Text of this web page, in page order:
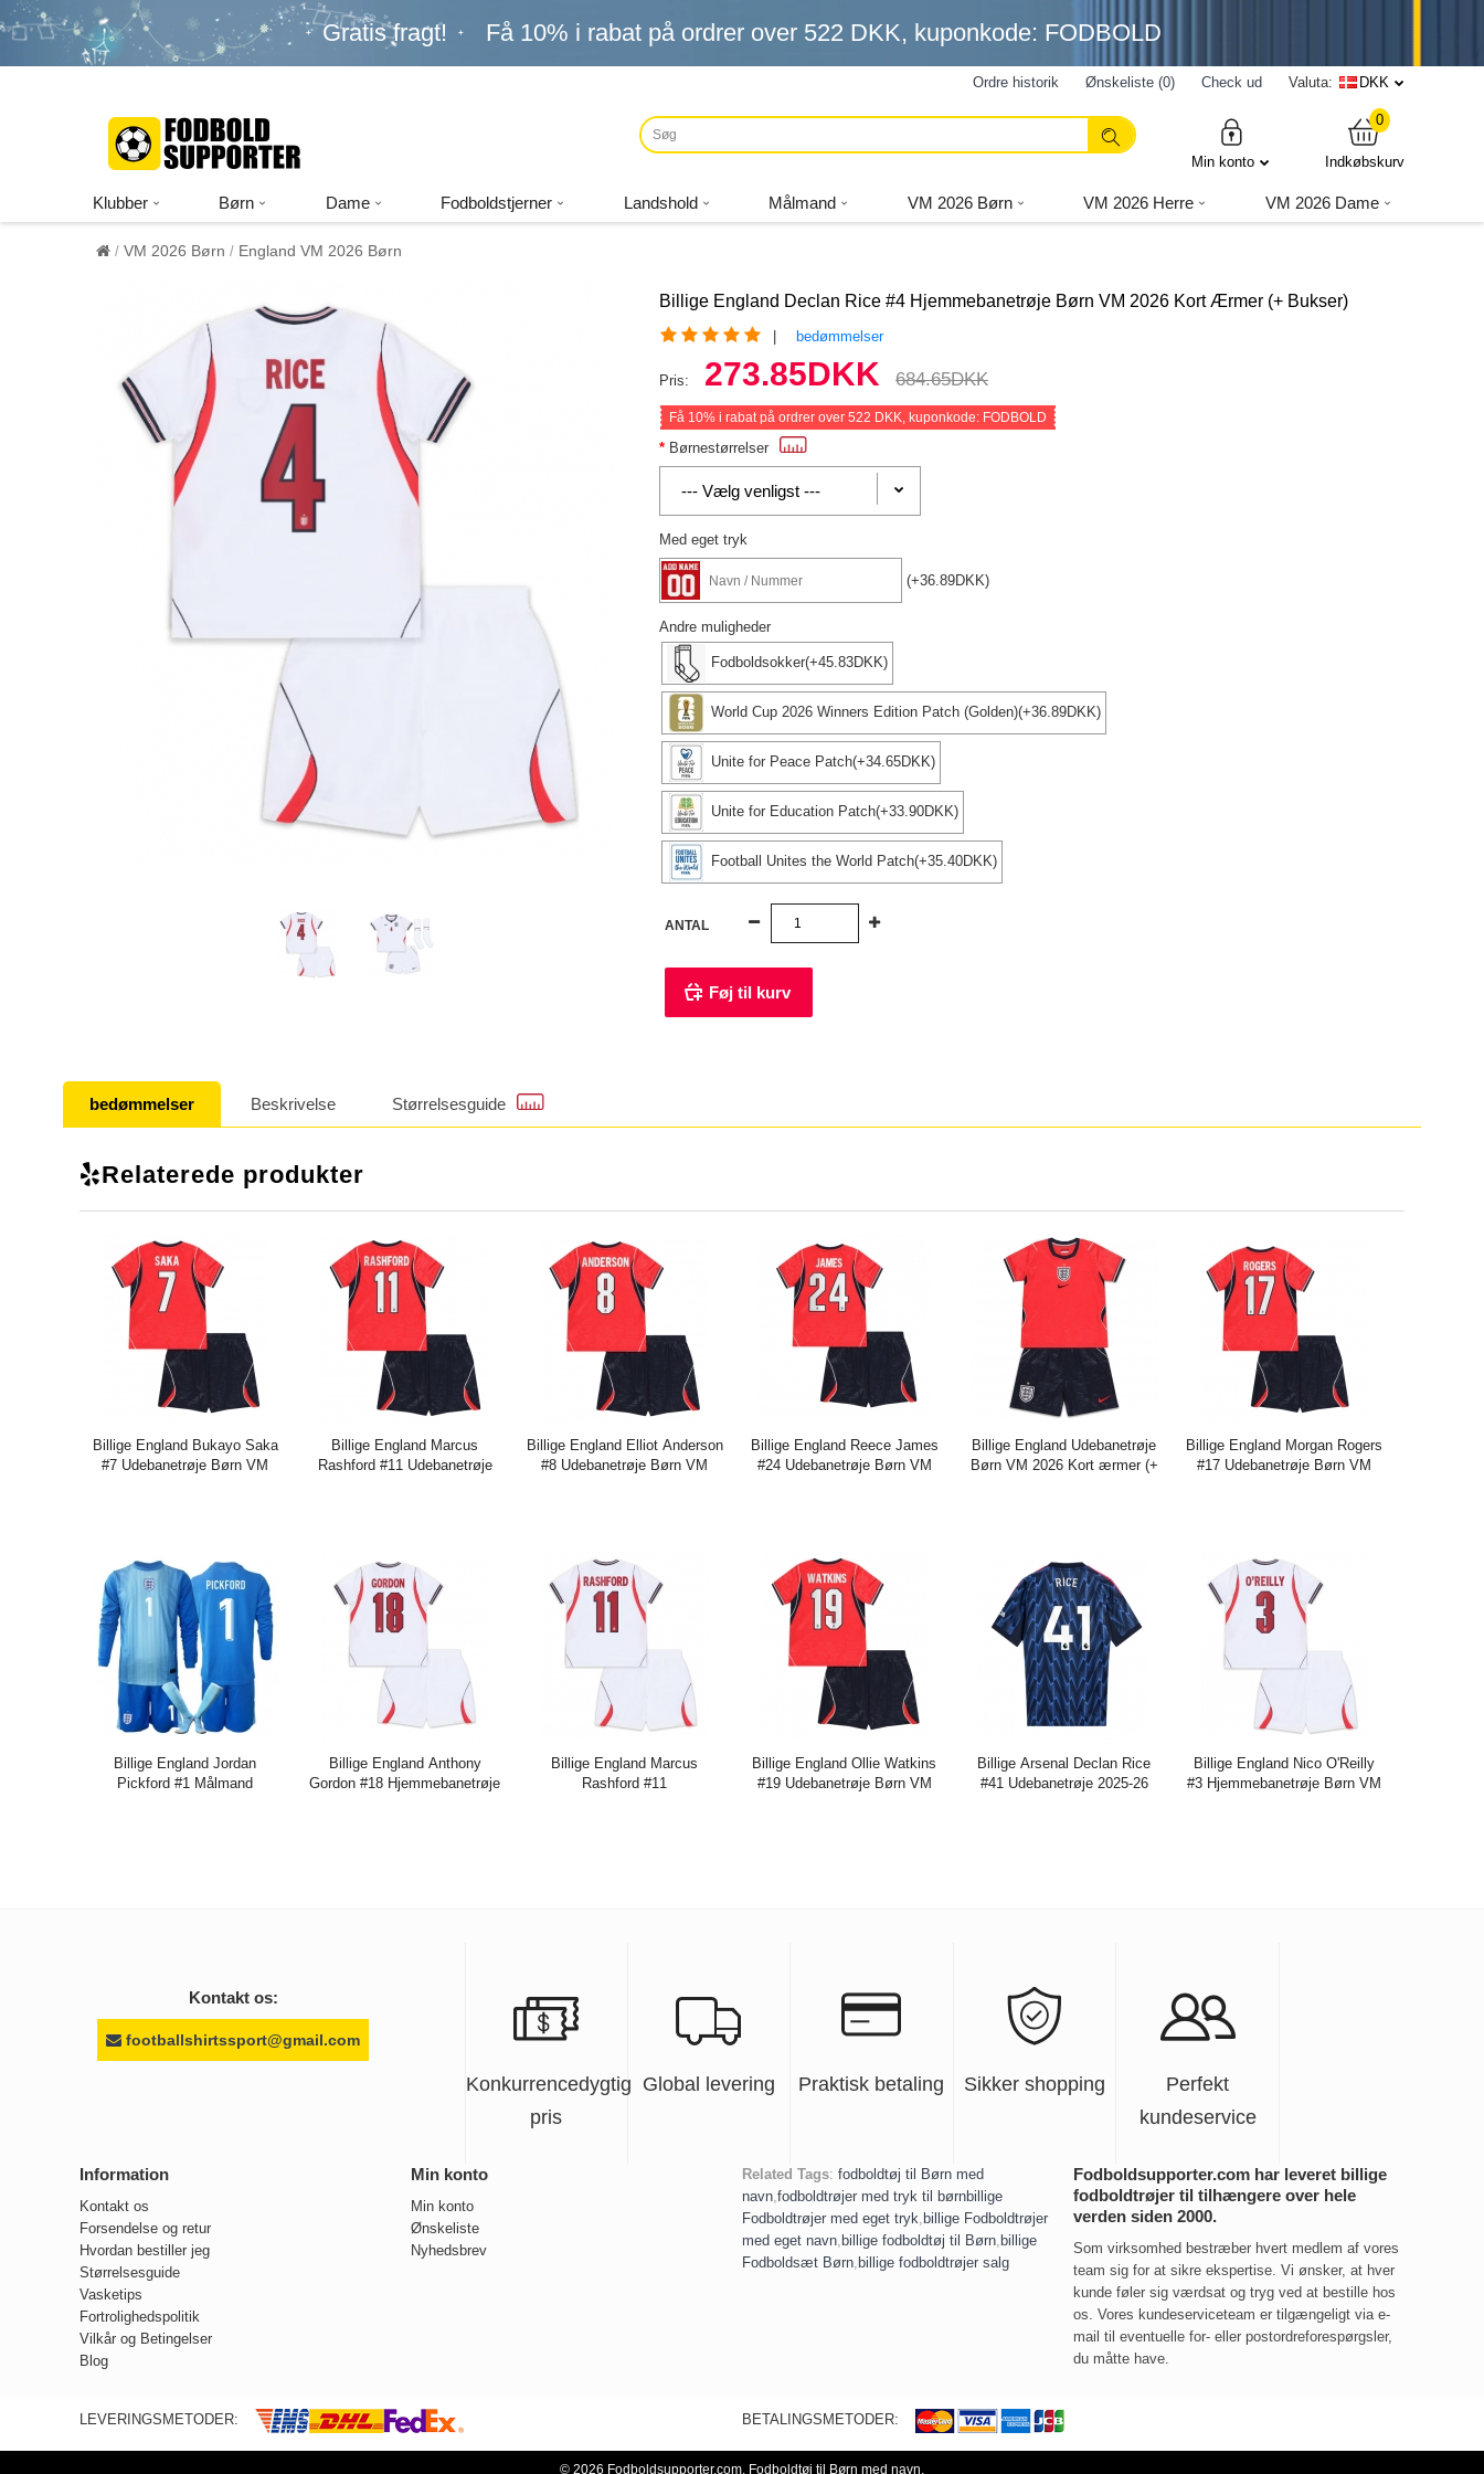
Gratis fragt! Få 10% i rabat på ordrer over 522 DKK, kuponkode: FODBOLD
Ordre historik Ønskeliste (0) Check ud Valuta: DKK
Min konto
0
Indkøbskurv
Klubber Børn Dame Fodboldstjerner Landshold Målmand VM 2026 Børn VM 2026 Herre VM 2026 Dame
VM 2026 Børn England VM 2026 Børn
Billige England Declan Rice #4 Hjemmebanetrøje Børn VM 2026 Kort Ærmer (+ Bukser)
bedømmelser
Pris: 273.85DKK 684.65DKK
Få 10% i rabat på ordrer over 522 DKK, kuponkode: FODBOLD
Børnestørrelser
Med eget tryk
(+36.89DKK)
Andre muligheder
Fodboldsokker(+45.83DKK)
World Cup 2026 Winners Edition Patch (Golden)(+36.89DKK)
Unite for Peace Patch(+34.65DKK)
Unite for Education Patch(+33.90DKK)
Football Unites the World Patch(+35.40DKK)
ANTAL
bedømmelser Beskrivelse Størrelsesguide
Relaterede produkter
Billige England Bukayo Saka
#7 Udebanetrøje Børn VM
Billige England Marcus
Rashford #11 Udebanetrøje
Billige England Elliot Anderson
#8 Udebanetrøje Børn VM
Billige England Reece James
#24 Udebanetrøje Børn VM
Billige England Udebanetrøje
Børn VM 2026 Kort ærmer (+
Billige England Morgan Rogers
#17 Udebanetrøje Børn VM
Billige England Jordan
Pickford #1 Målmand
Billige England Anthony
Gordon #18 Hjemmebanetrøje
Billige England Marcus
Rashford #11
Billige England Ollie Watkins
#19 Udebanetrøje Børn VM
Billige Arsenal Declan Rice
#41 Udebanetrøje 2025-26
Billige England Nico O'Reilly
#3 Hjemmebanetrøje Børn VM
Kontakt os:
footballshirtssport@gmail.com
Konkurrencedygtig
pris
Global levering Praktisk betaling Sikker shopping
Perfekt
kundeservice
Information
Kontakt os
Forsendelse og retur
Hvordan bestiller jeg
Størrelsesguide
Vasketips
Fortrolighedspolitik
Vilkår og Betingelser
Blog
Min konto
Min konto
Ønskeliste
Nyhedsbrev
Related Tags: fodboldtøj til Børn med
navn,fodboldtrøjer med tryk til børnbillige
Fodboldtrøjer med eget tryk, billige Fodboldtrøjer
med eget navn, billige fodboldtøj til Børn, billige
Fodboldsæt Børn, billige fodboldtrøjer salg
Fodboldsupporter.com har leveret billige
fodboldtrøjer til tilhængere over hele
verden siden 2000.
Som virksomhed bestræber hvert medlem af vores
team sig for at sikre ekspertise. Vi ønsker, at hver
kunde føler sig værdsat og tryg ved at bestille hos
os. Vores kundeserviceteam er tilgængeligt via e-
mail til eventuelle for- eller postordreforespørgsler,
du måtte have.
LEVERINGSMETODER: BETALINGSMETODER:
© 2026 Fodboldsupporter.com. Fodboldtøj til Børn med navn.